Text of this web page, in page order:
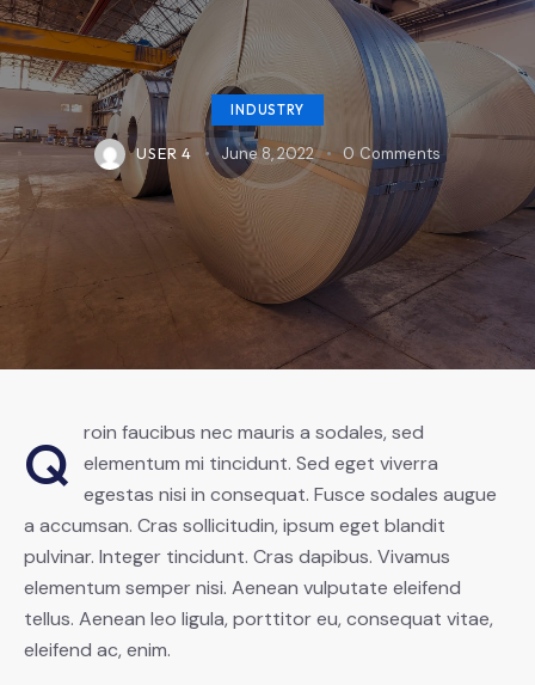
INDUSTRY
USER 4 June 8, 2022 0 Comments
Q
roin faucibus nec mauris a sodales, sed
elementum mi tincidunt. Sed eget viverra
egestas nisi in consequat. Fusce sodales augue
a accumsan. Cras sollicitudin, ipsum eget blandit
pulvinar. Integer tincidunt. Cras dapibus. Vivamus
elementum semper nisi. Aenean vulputate eleifend
tellus. Aenean leo ligula, porttitor eu, consequat vitae,
eleifend ac, enim.